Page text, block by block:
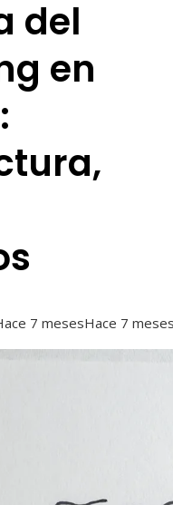
del
en
7 mesesHace 7